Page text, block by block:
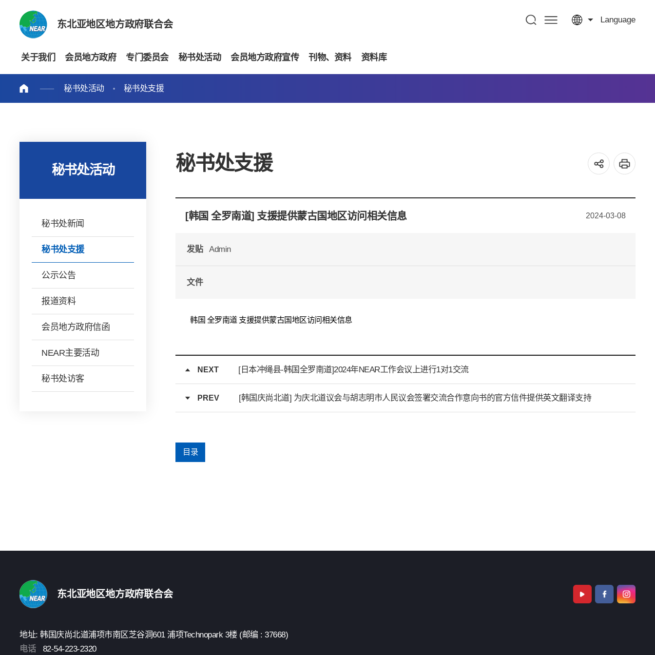
东北亚地区地方政府联合会 Language
关于我们 会员地方政府 专门委员会 秘书处活动 会员地方政府宣传 刊物、资料 资料库
秘书处活动 秘书处支援
秘书处活动
秘书处新闻
秘书处支援
公示公告
报道资料
会员地方政府信函
NEAR主要活动
秘书处访客
秘书处支援
[韩国 全罗南道] 支援提供蒙古国地区访问相关信息 2024-03-08
发贴 Admin
文件
韩国 全罗南道 支援提供蒙古国地区访问相关信息
NEXT [日本冲绳县-韩国全罗南道]2024年NEAR工作会议上进行1对1交流
PREV [韩国庆尚北道] 为庆北道议会与胡志明市人民议会签署交流合作意向书的官方信件提供英文翻译支持
目录
东北亚地区地方政府联合会
地址: 韩国庆尚北道浦项市南区芝谷洞601 浦项Technopark 3楼 (邮编 : 37668)
电话
82-54-223-2320